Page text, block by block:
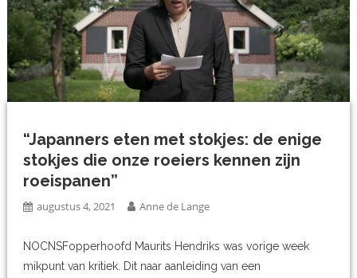
“Japanners eten met stokjes: de enige
stokjes die onze roeiers kennen zijn
roeispanen”
augustus 4, 2021 Anne de Lange
NOCNSFopperhoofd Maurits Hendriks was vorige week
mikpunt van kritiek. Dit naar aanleiding van een